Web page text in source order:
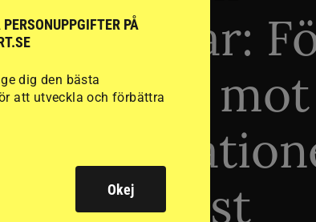
berättar:
stegen
passhäst
PÅ
dig den bästa
att utveckla och förbättra
Okej